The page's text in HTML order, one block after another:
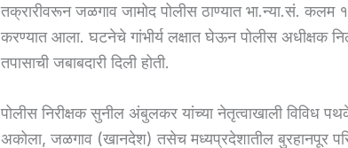
तक्रारीवरून जळगाव जामोद पोलीस ठाण्यात भा.न्या.सं.
करण्यात आला. घटनेचे गांभीर्य लक्षात घेऊन पोलीस अधीक्षक
तपासाची जबाबदारी दिली होती.
पोलीस निरीक्षक सुनील अंबुलकर यांच्या नेतृत्वाखाली विविध
अकोला, जळगाव (खानदेश) तसेच मध्यप्रदेशातील बुरहानपूर